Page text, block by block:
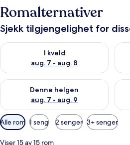
Romalternativer
Sjekk tilgjengelighet for
I kveld
aug. 7 - aug. 8
Sjekk tilgjengelighet for i kveld, aug.
Denne helgen
aug. 7 - aug. 9
Sjekk tilgjengelighet for denne
Tilgjengelige
filtre
for
Alle rom 1 seng 2 senger 3+ senger
Viser 15 av 15 rom